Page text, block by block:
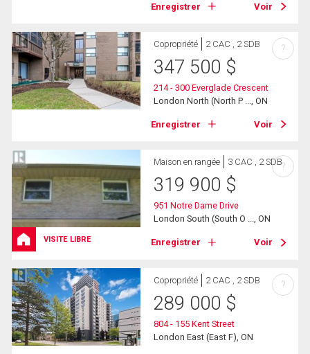
Enregistrer Voir
Copropriété 2 CAC , 2 SDB
347 500 $
214 - 300 Everglade Crescent
London North (North P ..., ON
Enregistrer Voir
?
VISITE LIBRE
Maison en rangée 3 CAC , 2 SDB
319 900 $
951 Notre Dame Drive
London South (South O ..., ON
Enregistrer Voir
?
Copropriété 2 CAC , 2 SDB
289 000 $
804 - 155 Kent Street
London East (East F), ON
?